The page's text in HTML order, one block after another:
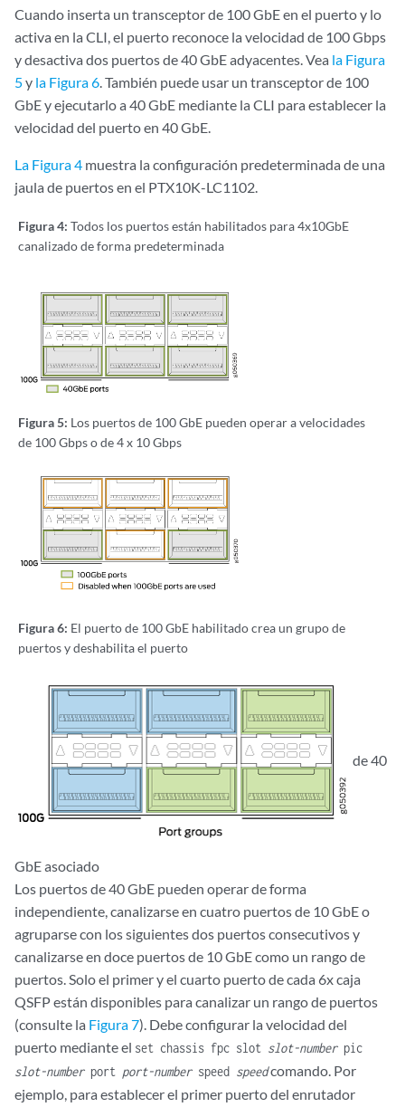
Cuando inserta un transceptor de 100 GbE en el puerto y lo
activa en la CLI, el puerto reconoce la velocidad de 100 Gbps
y desactiva dos puertos de 40 GbE adyacentes. Vea la Figura
5y la Figura 6. También puede usar un transceptor de 100
GbE y ejecutarlo a 40 GbE mediante la CLI para establecer la
velocidad del puerto en 40 GbE.
La Figura 4 muestra la configuración predeterminada de una
jaula de puertos en el PTX10K-LC1102.
Figura 4: Todos los puertos están habilitados para 4x10GbE
canalizado de forma predeterminada
Figura 5: Los puertos de 100 GbE pueden operar a velocidades
de 100 Gbps o de 4 x 10 Gbps
Figura 6: El puerto de 100 GbE habilitado crea un grupo de
puertos y deshabilita el puerto
de 40
GbE asociado
Los puertos de 40 GbE pueden operar de forma
independiente, canalizarse en cuatro puertos de 10 GbE o
agruparse con los siguientes dos puertos consecutivos y
canalizarse en doce puertos de 10 GbE como un rango de
puertos. Solo el primer y el cuarto puerto de cada 6x caja
QSFP están disponibles para canalizar un rango de puertos
(consulte la Figura 7). Debe configurar la velocidad del
puerto mediante el set chassis fpc slot slot-numberpic
slot-numberport port-numberspeed speedcomando. Por
ejemplo, para establecer el primer puerto del enrutador